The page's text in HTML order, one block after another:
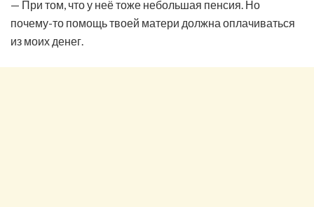
— При том, что у неё тоже небольшая пенсия. Но
почему-то помощь твоей матери должна оплачиваться
из моих денег.